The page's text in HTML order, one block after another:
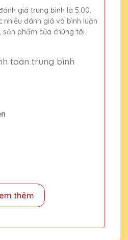
giá trung bình là 5.00.
nhiều đánh giá và bình luận
sản phẩm của chúng tôi.
toán trung bình
thêm